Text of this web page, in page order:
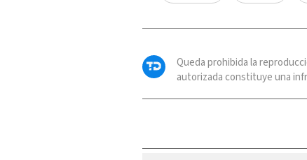
Queda prohibida la
autorizada constituye una